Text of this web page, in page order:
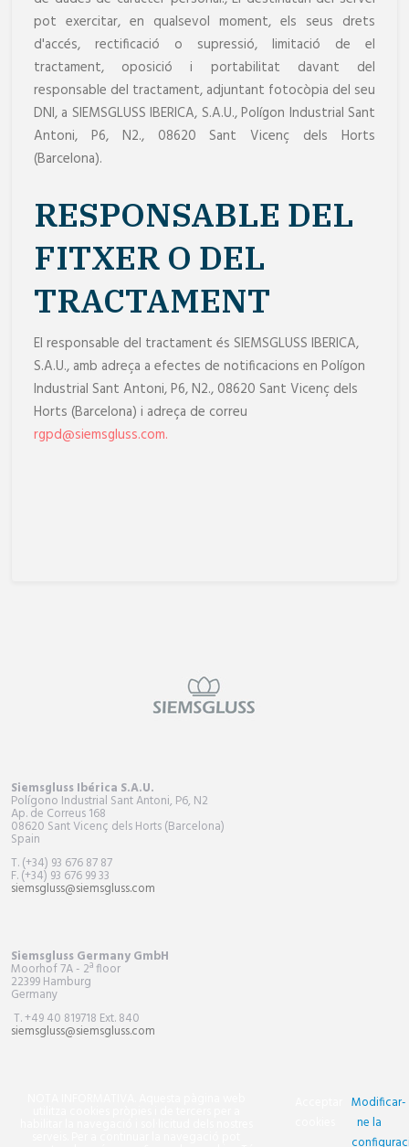
pot exercitar, en qualsevol moment, els seus drets
d'accés, rectificació o supressió, limitació de el
tractament, oposició i portabilitat davant del
responsable del tractament, adjuntant fotocòpia del seu
DNI, a SIEMSGLUSS IBERICA, S.A.U., Polígon Industrial Sant
Antoni, P6, N2., 08620 Sant Vicenç dels Horts
(Barcelona).
RESPONSABLE DEL
FITXER O DEL
TRACTAMENT
El responsable del tractament és SIEMSGLUSS IBERICA,
S.A.U., amb adreça a efectes de notificacions en Polígon
Industrial Sant Antoni, P6, N2., 08620 Sant Vicenç dels
Horts (Barcelona) i adreça de correu
rgpd@siemsgluss.com.
Siemsgluss Ibérica S.A.U.
Polígono Industrial Sant Antoni, P6, N2
Ap. de Correus 168
08620 Sant Vicenç dels Horts (Barcelona)
Spain
T. (+34) 93 676 87 87
F. (+34) 93 676 99 33
siemsgluss@siemsgluss.com
Siemsgluss Germany GmbH
Moorhof 7A - 2ª floor
22399 Hamburg
Germany
T. +49 40 819718 Ext. 840
siemsgluss@siemsgluss.com
Modificar-
ne la